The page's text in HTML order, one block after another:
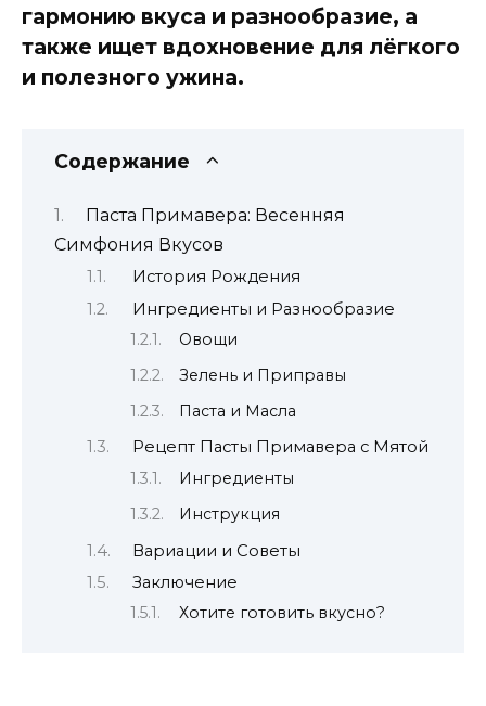
гармонию вкуса и разнообразие, а
также ищет вдохновение для лёгкого
и полезного ужина.
Содержание
Паста Примавера: Весенняя
Симфония Вкусов
История Рождения
Ингредиенты и Разнообразие
Овощи
Зелень и Приправы
Паста и Масла
Рецепт Пасты Примавера с Мятой
Ингредиенты
Инструкция
Вариации и Советы
Заключение
Хотите готовить вкусно?